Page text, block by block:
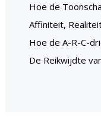
Hoe de
Affiniteit,
Hoe de A-R-C-
De Reikwijdte